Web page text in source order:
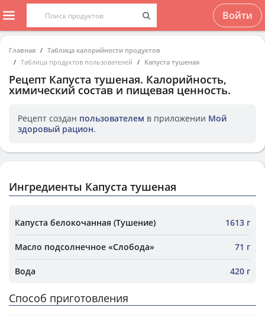
Войти
Главная
Таблица калорийности продуктов
Таблица продуктов пользователей
Капуста тушеная
Рецепт Капуста тушеная. Калорийность,
химический состав и пищевая ценность.
Рецепт создан пользователем в приложении Мой
здоровый рацион.
Ингредиенты Капуста тушеная
Капуста белокочанная (Тушение) 1613 г
Масло подсолнечное «Слобода» 71 г
Вода 420 г
Способ приготовления